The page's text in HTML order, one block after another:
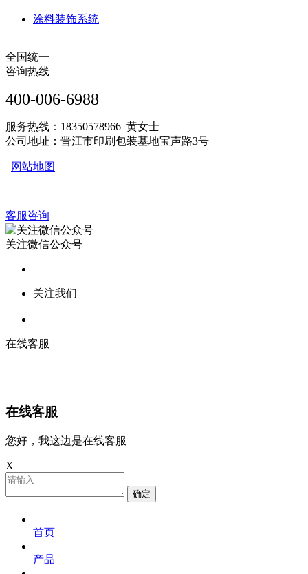
|
涂料装饰系统
|
全国统一
咨询热线
400-006-6988
服务热线：18350578966 黄女士
公司地址：晋江市印刷包装基地宝声路3号
网站地图
客服咨询
关注微信公众号
关注我们
在线客服
在线客服
您好，我这边是在线客服
X
确定
首页
产品